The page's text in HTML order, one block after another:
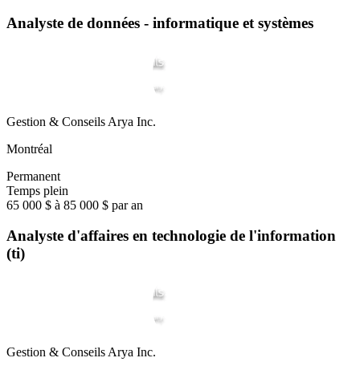
Analyste de données - informatique et systèmes
Gestion & Conseils Arya Inc.
Montréal
Permanent
Temps plein
65 000 $ à 85 000 $ par an
Analyste d'affaires en technologie de l'information
(ti)
Gestion & Conseils Arya Inc.